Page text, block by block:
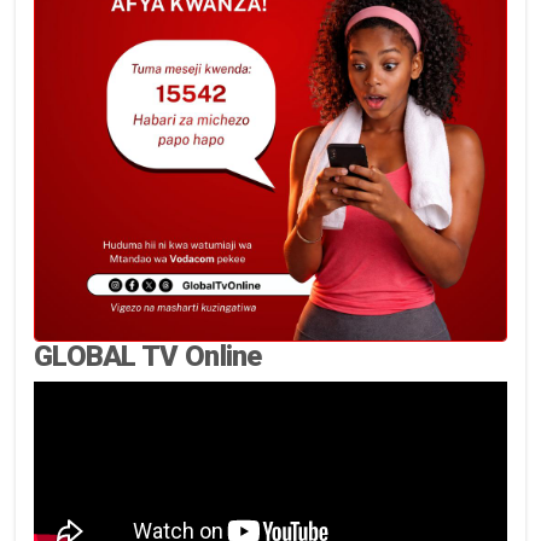
GLOBAL TV Online